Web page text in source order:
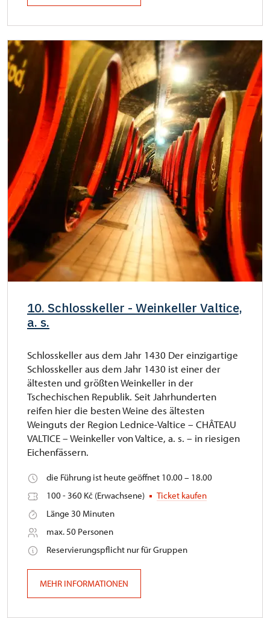
10. Schlosskeller - Weinkeller Valtice,
a. s.
Schlosskeller aus dem Jahr 1430 Der einzigartige
Schlosskeller aus dem Jahr 1430 ist einer der
ältesten und größten Weinkeller in der
Tschechischen Republik. Seit Jahrhunderten
reifen hier die besten Weine des ältesten
Weinguts der Region Lednice-Valtice – CHÂTEAU
VALTICE – Weinkeller von Valtice, a. s. – in riesigen
Eichenfässern.
die Führung ist heute geöffnet 10.00 – 18.00
100 - 360 Kč (Erwachsene)
Ticket kaufen
Länge 30 Minuten
max. 50 Personen
Reservierungspflicht nur für Gruppen
MEHR INFORMATIONEN